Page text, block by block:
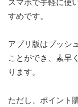
スマホで手軽に使
すめです。
アプリ版はプッシ
ことができ、素早
ります。
ただし、ポイント